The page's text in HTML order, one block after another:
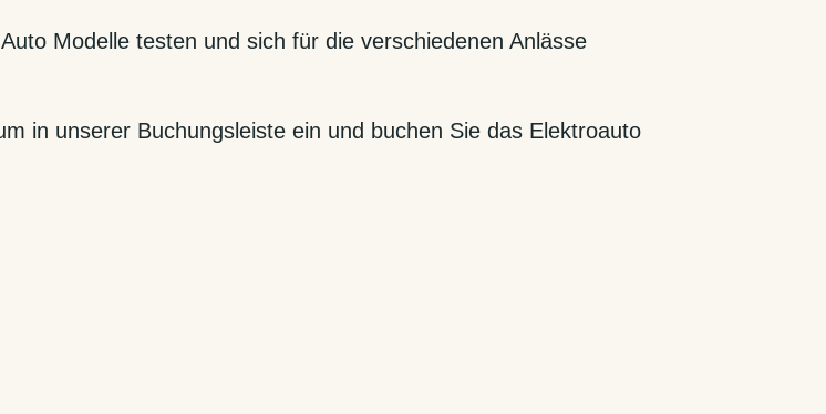
Modelle testen und sich für die verschiedenen Anlässe
in unserer Buchungsleiste ein und buchen Sie das Elektroauto